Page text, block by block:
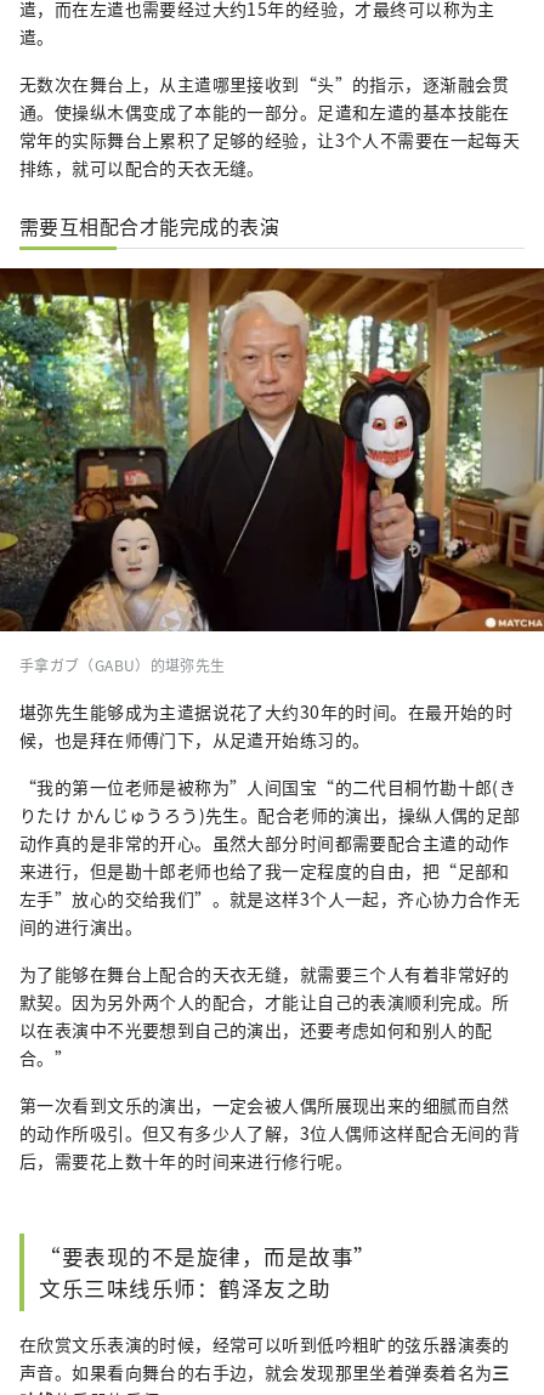
遣，而在左遣也需要经过大约15年的经验，才最终可以称为主
遣。
无数次在舞台上，从主遣哪里接收到“头”的指示，逐渐融会贯
通。使操纵木偶变成了本能的一部分。足遣和左遣的基本技能在
常年的实际舞台上累积了足够的经验，让3个人不需要在一起每天
排练，就可以配合的天衣无缝。
需要互相配合才能完成的表演
手拿ガブ（GABU）的堪弥先生
堪弥先生能够成为主遣据说花了大约30年的时间。在最开始的时
候，也是拜在师傅门下，从足遣开始练习的。
“我的第一位老师是被称为”人间国宝“的二代目桐竹勘十郎(き
りたけ かんじゅうろう)先生。配合老师的演出，操纵人偶的足部
动作真的是非常的开心。虽然大部分时间都需要配合主遣的动作
来进行，但是勘十郎老师也给了我一定程度的自由，把“足部和
左手”放心的交给我们”。就是这样3个人一起，齐心协力合作无
间的进行演出。
为了能够在舞台上配合的天衣无缝，就需要三个人有着非常好的
默契。因为另外两个人的配合，才能让自己的表演顺利完成。所
以在表演中不光要想到自己的演出，还要考虑如何和别人的配
合。”
第一次看到文乐的演出，一定会被人偶所展现出来的细腻而自然
的动作所吸引。但又有多少人了解，3位人偶师这样配合无间的背
后，需要花上数十年的时间来进行修行呢。
“要表现的不是旋律，而是故事”
文乐三味线乐师：鹤泽友之助
在欣赏文乐表演的时候，经常可以听到低吟粗旷的弦乐器演奏的
声音。如果看向舞台的右手边，就会发现那里坐着弹奏着名为三